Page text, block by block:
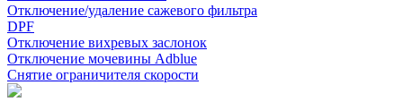
Отключение/удаление сажевого фильтра
DPF
Отключение вихревых заслонок
Отключение мочевины Adblue
Снятие ограничителя скорости